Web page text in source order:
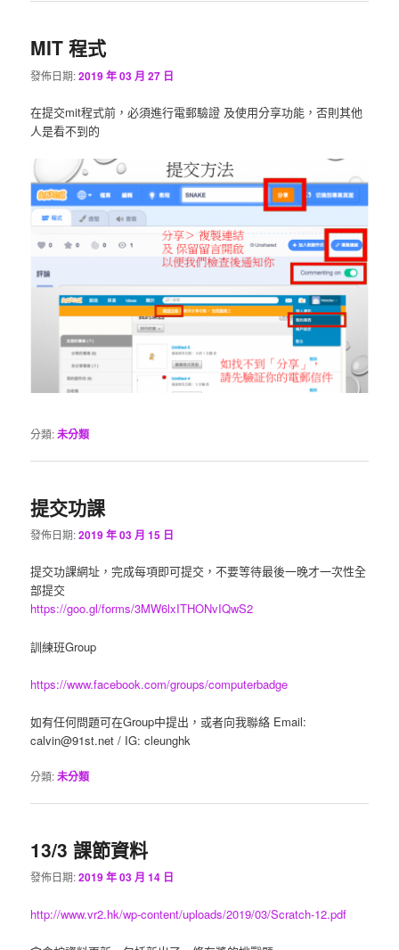
MIT 程式
發佈日期:2019 年 03 月 27 日
在提交mit程式前，必須進行電郵驗證 及使用分享功能，否則其他
人是看不到的
分類:未分類
提交功課
發佈日期:2019 年 03 月 15 日
提交功課網址，完成每項即可提交，不要等待最後一晚才一次性全
部提交
https://goo.gl/forms/3MW6lxITHONvIQwS2
訓練班Group
https://www.facebook.com/groups/computerbadge
如有任何問題可在Group中提出，或者向我聯絡 Email:
calvin@91st.net / IG: cleunghk
分類:未分類
13/3 課節資料
發佈日期:2019 年 03 月 14 日
http://www.vr2.hk/wp-content/uploads/2019/03/Scratch-12.pdf